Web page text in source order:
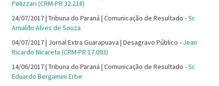
Pelizzari (CRM-PR 32.218)
24/07/2017 | Tribuna do Paraná | Comunicação de Resultado -Sr.
Arnaldo Alves de Souza
04/07/2017 | Jornal Extra Guarapuava | Desagravo Público - Jean
Ricardo Nicareta (CRM-PR 17.093)
14/06/2017 | Tribuna do Paraná | Comunicação de Resultado -Sr.
Eduardo Bergamini Erbe